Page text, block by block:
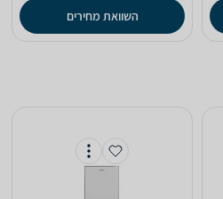
השוואת מחירים